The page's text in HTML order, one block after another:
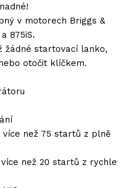
v motorech Briggs &
875iS.
žádné startovací lanko,
otočit klíčkem.
než 75 startů z plně
než 20 startů z rychle